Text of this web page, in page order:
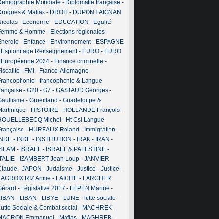
Mondiale - Diplomatie française -
& Mafias- DROIT- DUPONT AIGNAN
- Economie - EDUCATION - Egalité
& Homme - Elections régionales-
- Enfance - Environnement- ESPAGNE
Espionnage Renseignement- EURO- EURO
Européenne 2024- Finance criminelle -
- FMI - France-Allemagne -
- francophonie & Langue
- G20- G7 - GASTAUD Georges-
- Groenland - Guadeloupe &
- HISTOIRE- HOLLANDE François-
Michel - Ht Csl Langue
- HUREAUX Roland - Immigration -
- INDE- INSTITUTION - IRAK- IRAN -
- ISRAEL- ISRAËL & PALESTINE-
- IZAMBERT Jean-Loup- JANVIER
- JAPON - Judaisme - Justice - Justice -
RIZ Annie - LAICITE- LARCHER
- Législative 2017 - LEPEN Marine -
- LIBAN - LIBYE- LUNE- lutte sociale -
Sociale & Combat social - MACHREK-
Emmanuel - Mafias- MAGHREB-